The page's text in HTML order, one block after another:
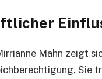
Mahn zeigt
Sie